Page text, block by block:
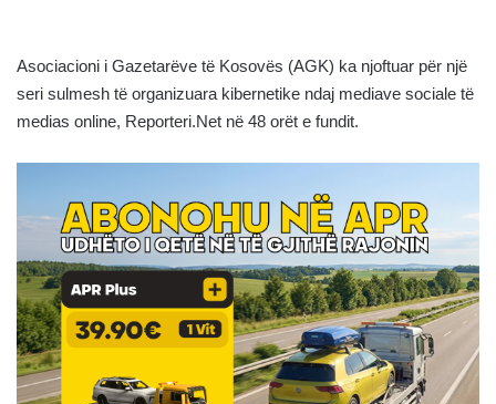
Asociacioni i Gazetarëve të Kosovës (AGK) ka njoftuar për një
seri sulmesh të organizuara kibernetike ndaj mediave sociale të
medias online, Reporteri.Net në 48 orët e fundit.